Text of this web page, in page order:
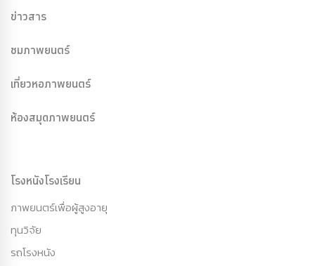
ข่าวสาร
ชมภาพยนตร์
เที่ยวหอภาพยนตร์
ห้องสมุดภาพยนตร์
โรงหนังโรงเรียน
ภาพยนตร์เพื่อผู้สูงอายุ
ทุนวิจัย
รถโรงหนัง